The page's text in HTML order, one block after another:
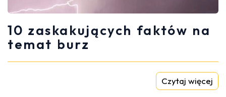
10 zaskakujących faktów na
temat burz
Czytaj więcej